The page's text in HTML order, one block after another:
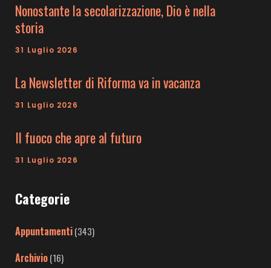
Nonostante la secolarizzazione, Dio è nella
storia
31 Luglio 2026
La Newsletter di Riforma va in vacanza
31 Luglio 2026
Il fuoco che apre al futuro
31 Luglio 2026
Categorie
Appuntamenti(343)
Archivio(16)